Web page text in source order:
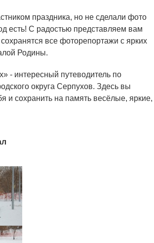
праздника, но не сделали фото
есть! С радостью представляем вам
сохранятся все фоторепортажи с ярких
Родины.
- интересный путеводитель по
округа Серпухов. Здесь вы
и сохранить на память весёлые, яркие,